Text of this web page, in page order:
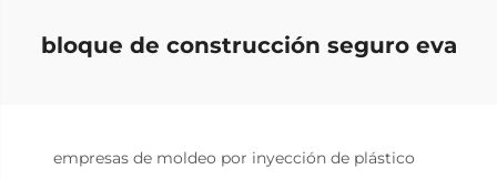
bloque de construcción seguro eva
empresas de moldeo por inyección de plástico